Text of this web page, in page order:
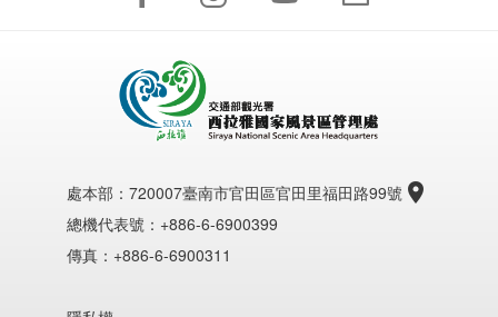
處本部： 720007臺南市官田區官田里福田路99號
總機代表號：+886-6-6900399
傳真：+886-6-6900311